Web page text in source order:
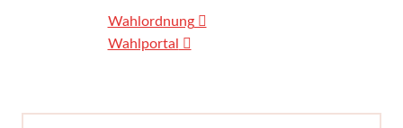
Wahlordnung
Wahlportal